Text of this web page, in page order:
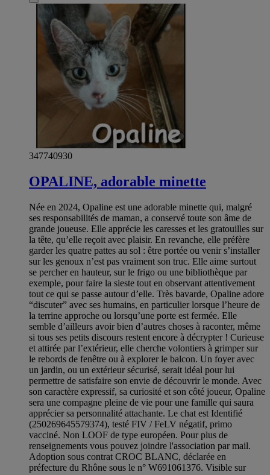
347740930
OPALINE, adorable minette
Née en 2024, Opaline est une adorable minette qui, malgré
ses responsabilités de maman, a conservé toute son âme de
grande joueuse. Elle apprécie les caresses et les gratouilles sur
la tête, qu’elle reçoit avec plaisir. En revanche, elle préfère
garder les quatre pattes au sol : être portée ou venir s’installer
sur les genoux n’est pas vraiment son truc. Elle aime surtout
se percher en hauteur, sur le frigo ou une bibliothèque par
exemple, pour faire la sieste tout en observant attentivement
tout ce qui se passe autour d’elle. Très bavarde, Opaline adore
“discuter” avec ses humains, en particulier lorsque l’heure de
la terrine approche ou lorsqu’une porte est fermée. Elle
semble d’ailleurs avoir bien d’autres choses à raconter, même
si tous ses petits discours restent encore à décrypter ! Curieuse
et attirée par l’extérieur, elle cherche volontiers à grimper sur
le rebords de fenêtre ou à explorer le balcon. Un foyer avec
un jardin, ou un extérieur sécurisé, serait idéal pour lui
permettre de satisfaire son envie de découvrir le monde. Avec
son caractère expressif, sa curiosité et son côté joueur, Opaline
sera une compagne pleine de vie pour une famille qui saura
apprécier sa personnalité attachante. Le chat est Identifié
(250269645579374), testé FIV / FeLV négatif, primo
vacciné. Non LOOF de type européen. Pour plus de
renseignements vous pouvez joindre l'association par mail.
Adoption sous contrat CROC BLANC, déclarée en
préfecture du Rhône sous le n° W691061376. Visible sur